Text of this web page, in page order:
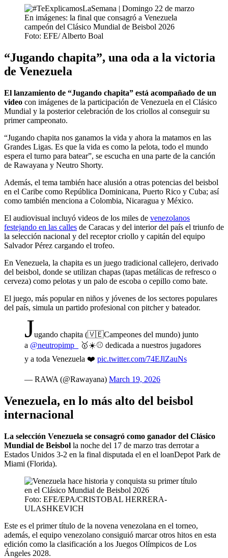
Foto: EFE/ Alberto Boal
“Jugando chapita”, una oda a la victoria
de Venezuela
El lanzamiento de “Jugando chapita” está acompañado de un
video con imágenes de la participación de Venezuela en el Clásico
Mundial y la posterior celebración de los criollos al conseguir su
primer campeonato.
“Jugando chapita nos ganamos la vida y ahora la matamos en las
Grandes Ligas. Es que la vida es como la pelota, todo el mundo
espera el turno para batear”, se escucha en una parte de la canción
de Rawayana y Neutro Shorty.
Además, el tema también hace alusión a otras potencias del beisbol
en el Caribe como República Dominicana, Puerto Rico y Cuba; así
como también menciona a Colombia, Nicaragua y México.
El audiovisual incluyó videos de los miles de venezolanos
festejando en las calles de Caracas y del interior del país el triunfo de
la selección nacional y del receptor criollo y capitán del equipo
Salvador Pérez cargando el trofeo.
En Venezuela, la chapita es un juego tradicional callejero, derivado
del beisbol, donde se utilizan chapas (tapas metálicas de refresco o
cerveza) como pelotas y un palo de escoba o cepillo como bate.
El juego, más popular en niños y jóvenes de los sectores populares
del país, simula un partido profesional con pitcher y bateador.
Jugando chapita (🇻🇪Campeones del mundo) junto
a @neutropimp_
🥇☀️⚾️ dedicada a nuestros jugadores
y a toda Venezuela ❤️ pic.twitter.com/74EJlZauNs
— RAWA (@Rawayana) March 19, 2026
Venezuela, en lo más alto del beisbol
internacional
La selección Venezuela se consagró como ganador del Clásico
Mundial de Beisbol la noche del 17 de marzo tras derrotar a
Estados Unidos 3-2 en la final disputada el en el loanDepot Park de
Miami (Florida).
Foto: EFE/EPA/CRISTOBAL HERRERA-
ULASHKEVICH
Este es el primer título de la novena venezolana en el torneo,
además, el equipo venezolano consiguió marcar otros hitos en esta
edición como la clasificación a los Juegos Olímpicos de Los
Ángeles 2028.